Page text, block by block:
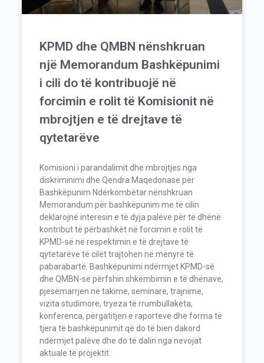
KPMD dhe QMBN nënshkruan
një Memorandum Bashkëpunimi
i cili do të kontribuojë në
forcimin e rolit të Komisionit në
mbrojtjen e të drejtave të
qytetarëve
Komisioni i parandalimit dhe mbrojtjes nga
diskriminimi dhe Qendra Maqedonase për
Bashkëpunim Ndërkombëtar nënshkruan
Memorandum për bashkëpunim me të cilin
deklarojnë interesin e të dyja palëve për të dhënë
kontribut të përbashkët në forcimin e rolit të
KPMD-së në respektimin e të drejtave të
qytetarëve të cilët trajtohen në mënyrë të
pabarabartë. Bashkëpunimi ndërmjet KPMD-së
dhe QMBN-së përfshin shkëmbimin e të dhënave,
pjesëmarrjen në takime, seminare, trajnime,
vizita studimore, tryeza të rrumbullakëta,
konferenca, përgatitjen e raporteve dhe forma të
tjera të bashkëpunimit që do të bien dakord
ndërmjet palëve dhe do të dalin nga nevojat
aktuale të projektit.